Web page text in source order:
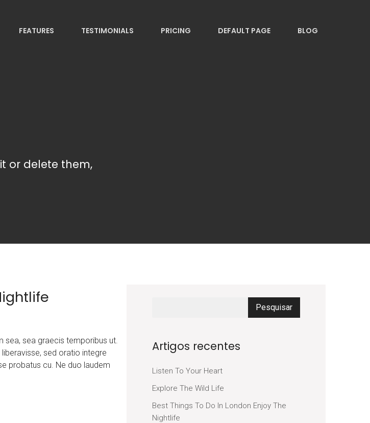
FEATURES TESTIMONIALS PRICING DEFAULT PAGE BLOG
or delete them,
sea, sea graecis temporibus ut.
sed oratio integre
probatus cu. Ne duo laudem
Artigos recentes
Listen To Your Heart
Explore The Wild Life
Best Things To Do In London Enjoy The
Nightlife